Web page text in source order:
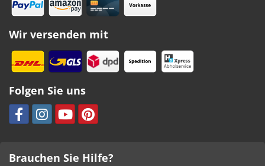
Wir versenden mit
Folgen Sie uns
Brauchen Sie Hilfe?